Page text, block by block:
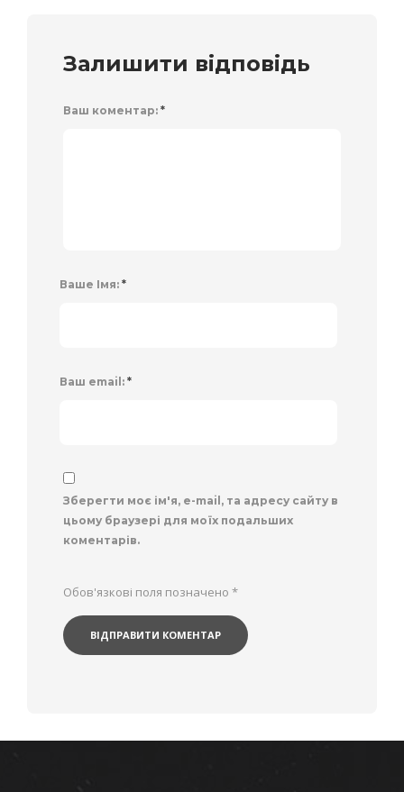
Залишити відповідь
Ваш коментар: *
Ваше Імя: *
Ваш email: *
Зберегти моє ім'я, e-mail, та адресу сайту в
цьому браузері для моїх подальших
коментарів.
Обов'язкові поля позначено *